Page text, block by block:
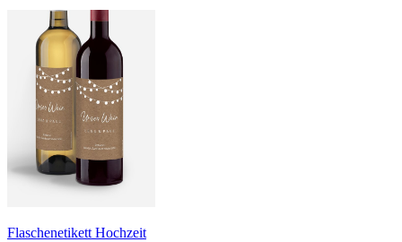
Flaschenetikett Hochzeit